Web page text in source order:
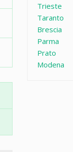
Trieste
Taranto
Brescia
Parma
Prato
Modena